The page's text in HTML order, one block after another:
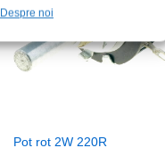
Despre noi
Pot rot 2W 220R